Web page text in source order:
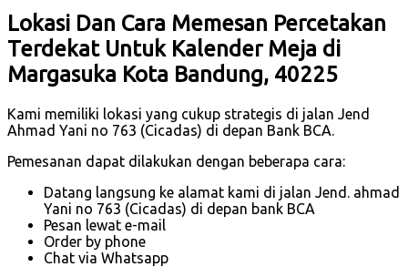
Lokasi Dan Cara Memesan Percetakan
Terdekat Untuk Kalender Meja di
Margasuka Kota Bandung, 40225
Kami memiliki lokasi yang cukup strategis di jalan Jend
Ahmad Yani no 763 (Cicadas) di depan Bank BCA.
Pemesanan dapat dilakukan dengan beberapa cara:
Datang langsung ke alamat kami di jalan Jend. ahmad
Yani no 763 (Cicadas) di depan bank BCA
Pesan lewat e-mail
Order by phone
Chat via Whatsapp